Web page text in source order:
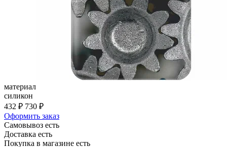
материал
силикон
432 ₽ 730 ₽
Оформить заказ
Самовывоз есть
Доставка есть
Покупка в магазине есть